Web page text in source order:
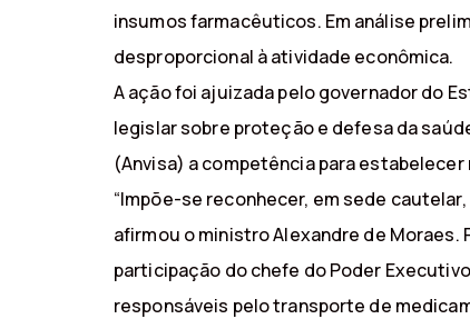
insumos farmacêuticos. Em análise
desproporcional à atividade econômica.
A ação foi ajuizada pelo governador do
legislar sobre proteção e defesa da
(Anvisa) a competência para
“Impõe-se reconhecer, em sede
afirmou o ministro Alexandre de Moraes.
participação do chefe do Poder
responsáveis pelo transporte de